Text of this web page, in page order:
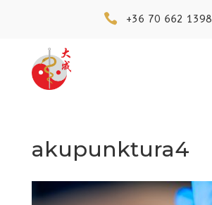
 +36 70 662 1398
akupunktura4